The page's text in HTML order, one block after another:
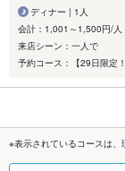
ディナー | 1人
会計：1,001～1,500円/人
来店シーン：一人で
予約コース：【29日限定
※表示されているコースは、